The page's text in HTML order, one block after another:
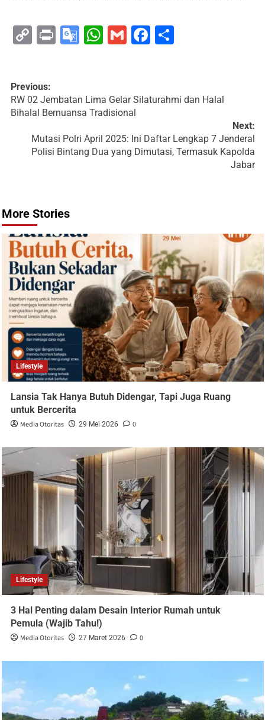
CopyPrintGoogle
WhatsApp
GmailFacebook
Previous:
RW 02 Jembatan Lima Gelar Silaturahmi dan Halal
Bihalal Bernuansa Tradisional
Next:
Mutasi Polri April 2025: Ini Daftar Lengkap 7 Jenderal
Polisi Bintang Dua yang Dimutasi, Termasuk Kapolda
Jabar
More Stories
Lifestyle
Lansia Tak Hanya Butuh Didengar, Tapi Juga Ruang
untuk Bercerita
Media Otoritas 29 Mei 2026 0
Lifestyle
3 Hal Penting dalam Desain Interior Rumah untuk
Pemula (Wajib Tahu!)
Media Otoritas 27 Maret 2026 0